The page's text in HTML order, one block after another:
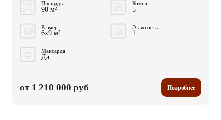
Площадь
90 м²
Комнат
5
Размер
6x9 м²
Этажность
1
Мансарда
Да
от 1 210 000 руб Подробнее